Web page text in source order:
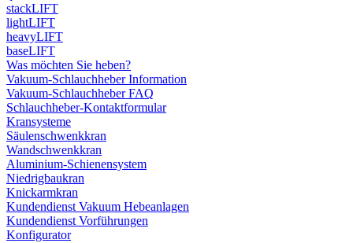
stackLIFT
lightLIFT
heavyLIFT
baseLIFT
Was möchten Sie heben?
Vakuum-Schlauchheber Information
Vakuum-Schlauchheber FAQ
Schlauchheber-Kontaktformular
Kransysteme
Säulenschwenkkran
Wandschwenkkran
Aluminium-Schienensystem
Niedrigbaukran
Knickarmkran
Kundendienst Vakuum Hebeanlagen
Kundendienst Vorführungen
Konfigurator